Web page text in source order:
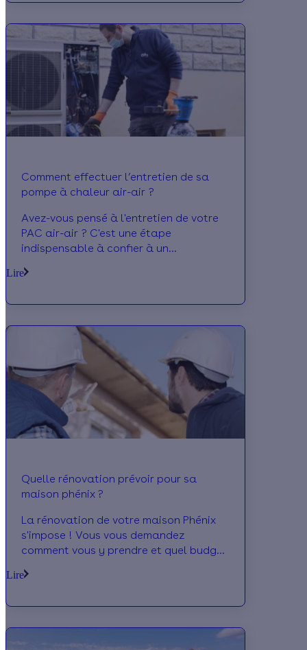
Comment effectuer l’entretien de sa
pompe à chaleur air-air ?
Avez-vous pensé à l'entretien de votre
PAC air-air ? C'est une étape
indispensable à confier à un
Lire
Quelle rénovation prévoir pour sa
maison phénix ?
La rénovation de votre maison Phénix
s'impose ! Vous vous demandez
comment vous y prendre et quel budget
avec Effy !
Lire